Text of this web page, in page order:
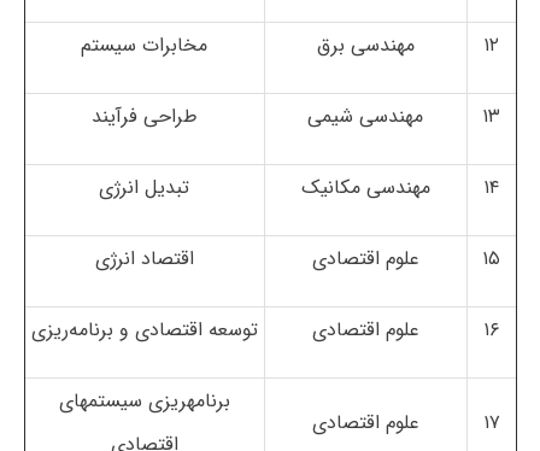
۱۲ مهندسی برق مخابرات سیستم
۱۳ مهندسی شیمی طراحی فرآیند
۱۴ مهندسی مکانیک تبدیل انرژی
۱۵ علوم اقتصادی اقتصاد انرژی
۱۶ علوم اقتصادی توسعه اقتصادی و برنامه‌ریزی
۱۷ علوم اقتصادی
برنامه­ریزی سیستم­های
اقتصادی